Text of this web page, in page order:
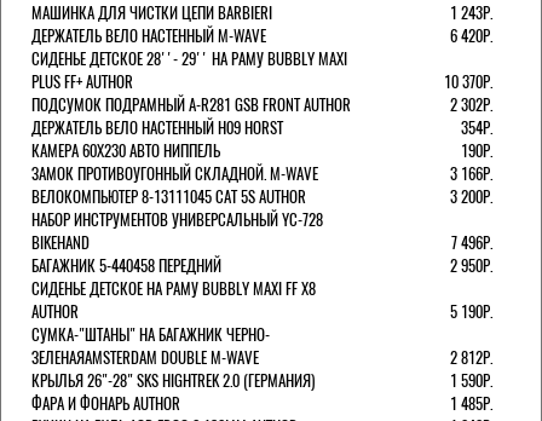
МАШИНКА ДЛЯ ЧИСТКИ ЦЕПИ BARBIERI
1 243Р.
ДЕРЖАТЕЛЬ ВЕЛО НАСТЕННЫЙ M-WAVE
6 420Р.
СИДЕНЬЕ ДЕТСКОЕ 28''- 29'' НА РАМУ BUBBLY MAXI
PLUS FF+ AUTHOR
10 370Р.
ПОДСУМОК ПОДРАМНЫЙ A-R281 GSB FRONT AUTHOR
2 302Р.
ДЕРЖАТЕЛЬ ВЕЛО НАСТЕННЫЙ H09 HORST
354Р.
КАМЕРА 60X230 АВТО НИППЕЛЬ
190Р.
ЗАМОК ПРОТИВОУГОННЫЙ СКЛАДНОЙ. M-WAVE
3 166Р.
ВЕЛОКОМПЬЮТЕР 8-13111045 CAT 5S AUTHOR
3 200Р.
НАБОР ИНСТРУМЕНТОВ УНИВЕРСАЛЬНЫЙ YC-728
BIKEHAND
7 496Р.
БАГАЖНИК 5-440458 ПЕРЕДНИЙ
2 950Р.
СИДЕНЬЕ ДЕТСКОЕ НА РАМУ BUBBLY MAXI FF X8
AUTHOR
5 190Р.
СУМКА-"ШТАНЫ" НА БАГАЖНИК ЧЕРНО-
ЗЕЛЕНАЯAMSTERDAM DOUBLE M-WAVE
2 812Р.
КРЫЛЬЯ 26"-28" SKS HIGHTREK 2.0 (ГЕРМАНИЯ)
1 590Р.
ФАРА И ФОНАРЬ AUTHOR
1 485Р.